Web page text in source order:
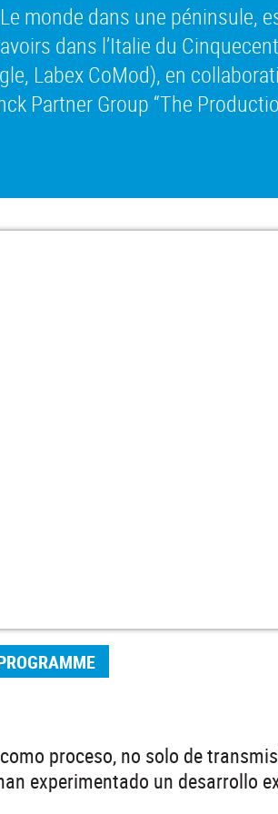
monde dans une péninsule,
dans l’Italie du
Labex CoMod), en
Partner Group “The
proceso, no solo de
experimentado un desarrollo